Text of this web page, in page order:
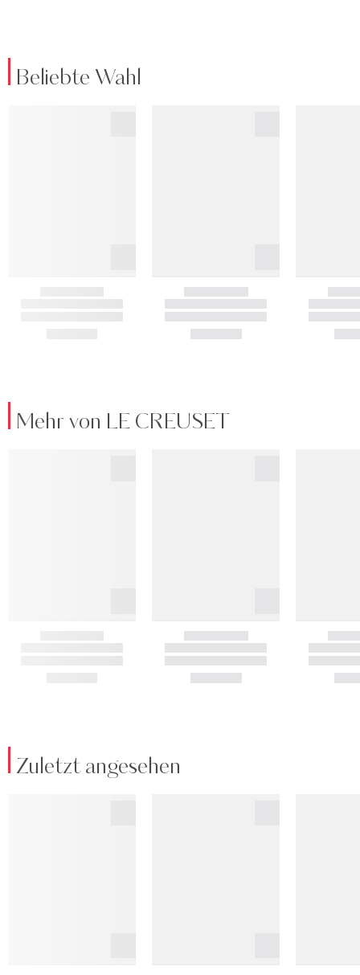
Beliebte Wahl
Mehr von LE CREUSET
Zuletzt angesehen